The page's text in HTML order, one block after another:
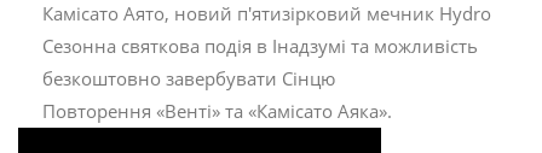
Камісато Аято, новий п'ятизірковий мечник Hydro
Сезонна святкова подія в Інадзумі та можливість
безкоштовно завербувати Сінцю
Повторення «Венті» та «Камісато Аяка».